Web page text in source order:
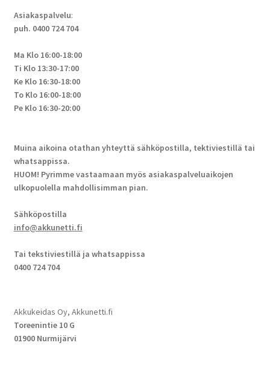
Asiakaspalvelu:
puh. 0400 724 704
Ma Klo 16:00-18:00
Ti Klo 13:30-17:00
Ke Klo 16:30-18:00
To Klo 16:00-18:00
Pe Klo 16:30-20:00
Muina aikoina otathan yhteyttä sähköpostilla, tektiviestillä tai
whatsappissa.
HUOM! Pyrimme vastaamaan myös asiakaspalveluaikojen
ulkopuolella mahdollisimman pian.
Sähköpostilla
info@akkunetti.fi
Tai tekstiviestillä ja whatsappissa
0400 724 704
Akkukeidas Oy, Akkunetti.fi
Toreenintie 10 G
01900 Nurmijärvi